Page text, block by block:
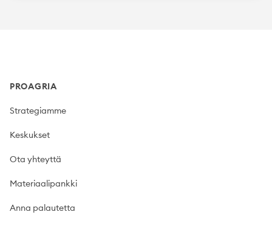
PROAGRIA
Strategiamme
Keskukset
Ota yhteyttä
Materiaalipankki
Anna palautetta